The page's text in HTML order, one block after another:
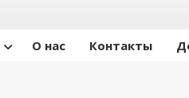
О нас Контакты